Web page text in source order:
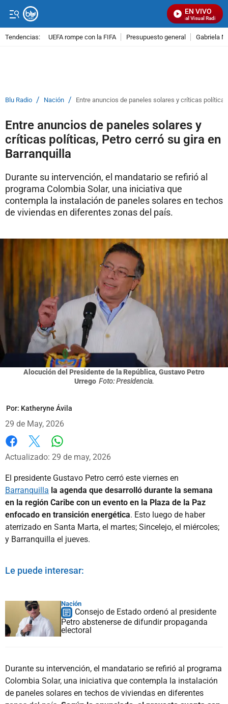
EN VIVO
Señal Visual Radio
Tendencias: UEFA rompe con la FIFA Presupuesto general Gabriela
Blu Radio / Nación / Entre anuncios de paneles solares y críticas
Entre anuncios de paneles solares y
críticas políticas, Petro cerró su gira en
Barranquilla
Durante su intervención, el mandatario se refirió al
programa Colombia Solar, una iniciativa que
contempla la instalación de paneles solares en techos
de viviendas en diferentes zonas del país.
Alocución del Presidente de la República, Gustavo Petro
Urrego Foto: Presidencia.
Por: Katheryne Ávila
29 de May, 2026
Facebook
X
Actualizado: 29 de may, 2026
El presidente Gustavo Petro cerró este viernes en
Barranquilla la agenda que desarrolló durante la semana
en la región Caribe con un evento en la Plaza de la Paz
enfocado en transición energética. Esto luego de haber
aterrizado en Santa Marta, el martes; Sincelejo, el miércoles;
y Barranquilla el jueves.
Le puede interesar:
Nación
Consejo de Estado ordenó al presidente
Petro abstenerse de difundir propaganda
electoral
Durante su intervención, el mandatario se refirió al programa
Colombia Solar, una iniciativa que contempla la instalación
de paneles solares en techos de viviendas en diferentes